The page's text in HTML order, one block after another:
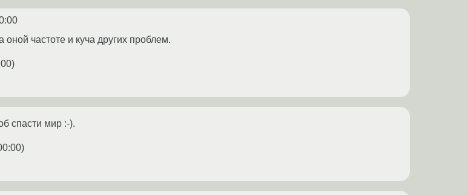
частоте и куча других проблем.
)
спасти мир :-).
)